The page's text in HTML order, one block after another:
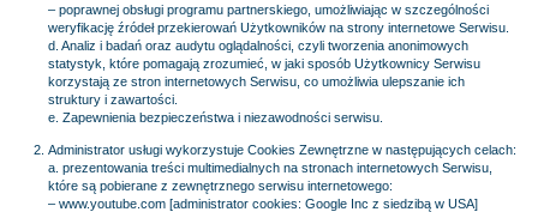
– poprawnej obsługi programu partnerskiego, umożliwiając w szczególności
weryfikację źródeł przekierowań Użytkowników na strony internetowe Serwisu.
d. Analiz i badań oraz audytu oglądalności, czyli tworzenia anonimowych
statystyk, które pomagają zrozumieć, w jaki sposób Użytkownicy Serwisu
korzystają ze stron internetowych Serwisu, co umożliwia ulepszanie ich
struktury i zawartości.
e. Zapewnienia bezpieczeństwa i niezawodności serwisu.
Administrator usługi wykorzystuje Cookies Zewnętrzne w następujących celach:
a. prezentowania treści multimedialnych na stronach internetowych Serwisu,
które są pobierane z zewnętrznego serwisu internetowego:
– www.youtube.com [administrator cookies: Google Inc z siedzibą w USA]